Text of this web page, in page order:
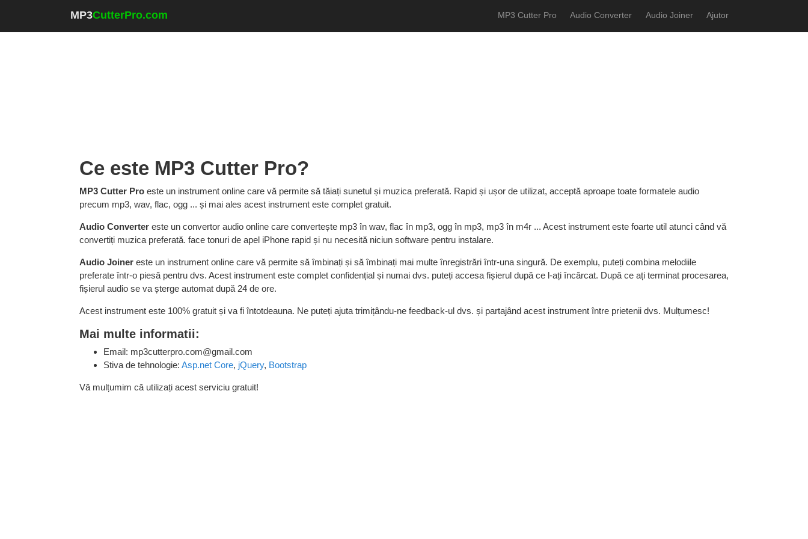
MP3CutterPro.com MP3 Cutter Pro Audio Converter Audio Joiner Ajutor
Ce este MP3 Cutter Pro?
MP3 Cutter Pro este un instrument online care vă permite să tăiați sunetul și muzica preferată. Rapid și ușor de utilizat, acceptă aproape toate formatele audio
precum mp3, wav, flac, ogg ... și mai ales acest instrument este complet gratuit.
Audio Converter este un convertor audio online care convertește mp3 în wav, flac în mp3, ogg în mp3, mp3 în m4r ... Acest instrument este foarte util atunci când vă
convertiți muzica preferată. face tonuri de apel iPhone rapid și nu necesită niciun software pentru instalare.
Audio Joiner este un instrument online care vă permite să îmbinați și să îmbinați mai multe înregistrări într-una singură. De exemplu, puteți combina melodiile
preferate într-o piesă pentru dvs. Acest instrument este complet confidențial și numai dvs. puteți accesa fișierul după ce l-ați încărcat. După ce ați terminat procesarea,
fișierul audio se va șterge automat după 24 de ore.
Acest instrument este 100% gratuit și va fi întotdeauna. Ne puteți ajuta trimițându-ne feedback-ul dvs. și partajând acest instrument între prietenii dvs. Mulțumesc!
Mai multe informatii:
Email: mp3cutterpro.com@gmail.com
Stiva de tehnologie: Asp.net Core, jQuery, Bootstrap
Vă mulțumim că utilizați acest serviciu gratuit!